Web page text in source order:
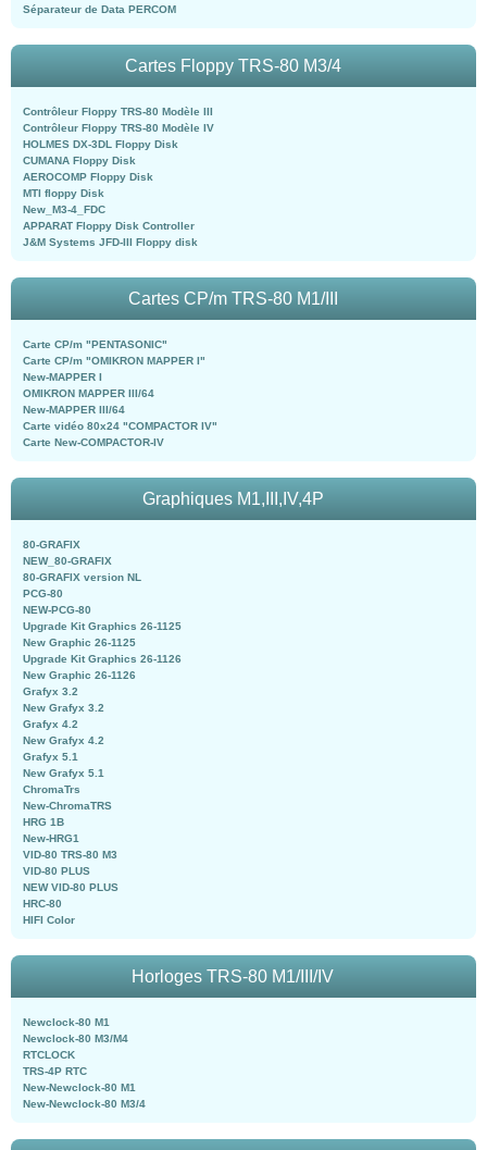
Séparateur de Data PERCOM
Cartes Floppy TRS-80 M3/4
Contrôleur Floppy TRS-80 Modèle III
Contrôleur Floppy TRS-80 Modèle IV
HOLMES DX-3DL Floppy Disk
CUMANA Floppy Disk
AEROCOMP Floppy Disk
MTI floppy Disk
New_M3-4_FDC
APPARAT Floppy Disk Controller
J&M Systems JFD-III Floppy disk
Cartes CP/m TRS-80 M1/III
Carte CP/m "PENTASONIC"
Carte CP/m "OMIKRON MAPPER I"
New-MAPPER I
OMIKRON MAPPER III/64
New-MAPPER III/64
Carte vidéo 80x24 "COMPACTOR IV"
Carte New-COMPACTOR-IV
Graphiques M1,III,IV,4P
80-GRAFIX
NEW_80-GRAFIX
80-GRAFIX version NL
PCG-80
NEW-PCG-80
Upgrade Kit Graphics 26-1125
New Graphic 26-1125
Upgrade Kit Graphics 26-1126
New Graphic 26-1126
Grafyx 3.2
New Grafyx 3.2
Grafyx 4.2
New Grafyx 4.2
Grafyx 5.1
New Grafyx 5.1
ChromaTrs
New-ChromaTRS
HRG 1B
New-HRG1
VID-80 TRS-80 M3
VID-80 PLUS
NEW VID-80 PLUS
HRC-80
HIFI Color
Horloges TRS-80 M1/III/IV
Newclock-80 M1
Newclock-80 M3/M4
RTCLOCK
TRS-4P RTC
New-Newclock-80 M1
New-Newclock-80 M3/4